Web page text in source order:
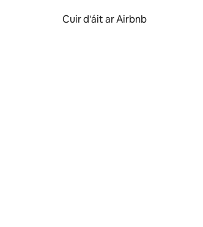
Cuir d'áit ar Airbnb